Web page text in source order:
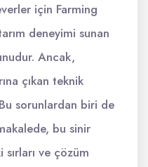
için Farming
deneyimi sunan
Ancak,
çıkan teknik
sorunlardan biri de
bu sinir
sırları ve çözüm